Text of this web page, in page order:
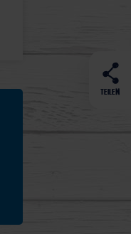
TEILEN